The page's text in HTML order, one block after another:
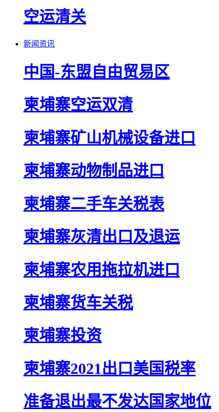
空运清关
新闻资讯
中国-东盟自由贸易区
柬埔寨空运双清
柬埔寨矿山机械设备进口
柬埔寨动物制品进口
柬埔寨二手车关税表
柬埔寨灰清出口及退运
柬埔寨农用拖拉机进口
柬埔寨货车关税
柬埔寨投资
柬埔寨2021出口美国税率
准备退出最不发达国家地位